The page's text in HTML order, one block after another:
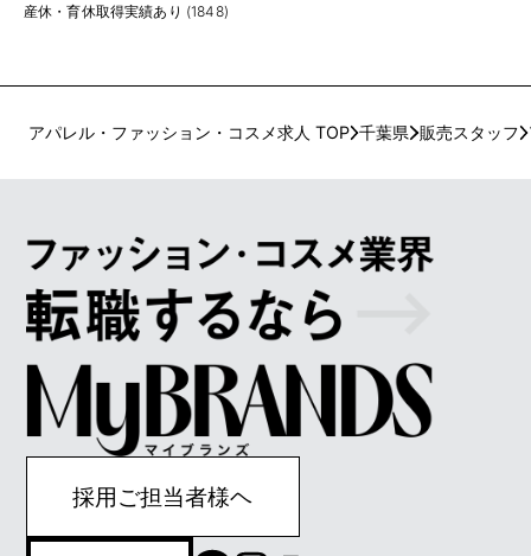
産休・育休取得実績あり (1848)
アパレル・ファッション・コスメ求人 TOP 千葉県 販売スタッフ
採用ご担当者様ヘ